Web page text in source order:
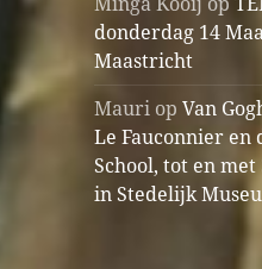
donderdag 14
Maastricht
Mauri opVan
Le Fauconnier en
School, tot en
in Stedelijk